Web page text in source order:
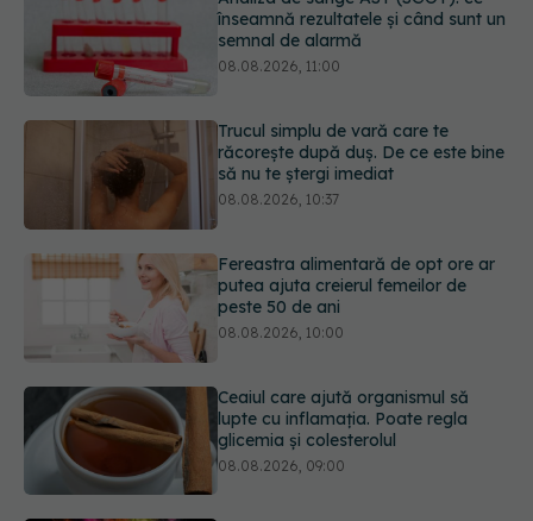
Trucul simplu de vară care te
răcorește după duș. De ce este bine
să nu te ștergi imediat
Fereastra alimentară de opt ore ar
putea ajuta creierul femeilor de
peste 50 de ani
Ceaiul care ajută organismul să
lupte cu inflamația. Poate regla
glicemia și colesterolul
Ce spune culoarea ta preferată
despre vârsta pe care o ai. Care
este "codul cromatic" al generațiilor